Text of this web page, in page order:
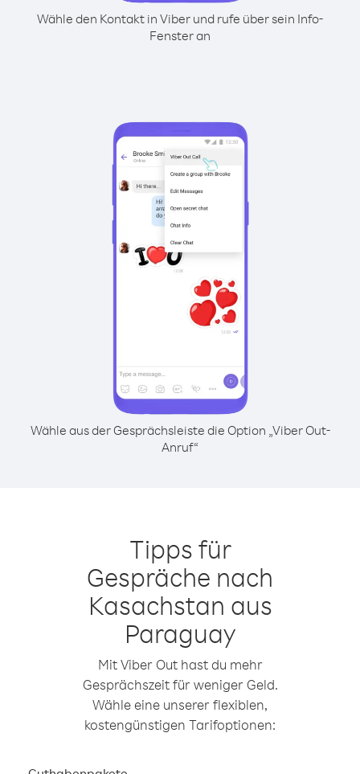
Wähle den Kontakt in Viber und rufe über sein Info-
Fenster an
Wähle aus der Gesprächsleiste die Option „Viber Out-
Anruf“
Tipps für
Gespräche nach
Kasachstan aus
Paraguay
Mit Viber Out hast du mehr
Gesprächszeit für weniger Geld.
Wähle eine unserer flexiblen,
kostengünstigen Tarifoptionen: